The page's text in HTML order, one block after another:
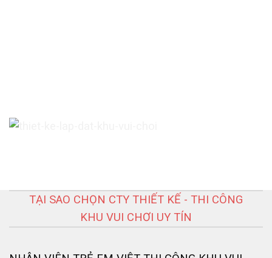
TẠI SAO CHỌN CTY THIẾT KẾ - THI CÔNG
KHU VUI CHƠI UY TÍN